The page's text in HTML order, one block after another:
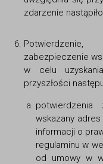
zdarzenie
zabezpieczenie
w celu
przyszłości
potwierdzenia
wskazany
informacji o
regulaminu w
od umowy w